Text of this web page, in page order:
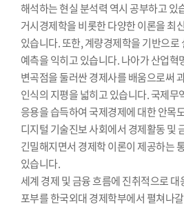
해석하는 현실 분석력 역시 공부하고 있
거시경제학을 비롯한 다양한 이론을 최
있습니다. 또한, 계량경제학을 기반으
예측을 익히고 있습니다. 나아가 산업
변곡점을 둘러싼 경제사를 배움으로써
인식의 지평을 넓히고 있습니다. 국제
응용을 습득하여 국제경제에 대한 안목
디지털 기술진보 사회에서 경제활동 및
긴밀해지면서 경제학 이론이 제공하는
있습니다.
세계 경제 및 금융 흐름에 진취적으로
포부를 한국외대 경제학부에서 펼쳐나